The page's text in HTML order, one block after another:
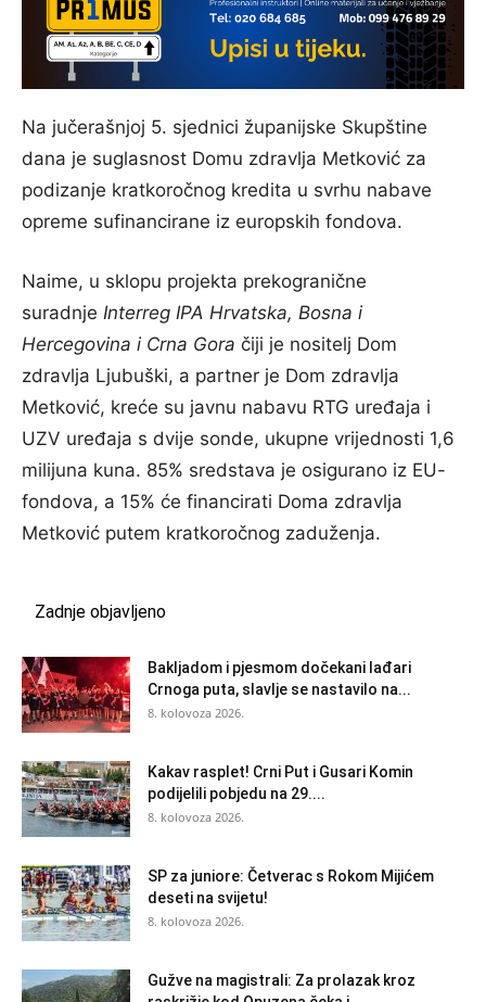
Na jučerašnjoj 5. sjednici županijske Skupštine
dana je suglasnost Domu zdravlja Metković za
podizanje kratkoročnog kredita u svrhu nabave
opreme sufinancirane iz europskih fondova.
Naime, u sklopu projekta prekogranične
suradnje Interreg IPA Hrvatska, Bosna i
Hercegovina i Crna Gora čiji je nositelj Dom
zdravlja Ljubuški, a partner je Dom zdravlja
Metković, kreće su javnu nabavu RTG uređaja i
UZV uređaja s dvije sonde, ukupne vrijednosti 1,6
milijuna kuna. 85% sredstava je osigurano iz EU-
fondova, a 15% će financirati Doma zdravlja
Metković putem kratkoročnog zaduženja.
Zadnje objavljeno
Bakljadom i pjesmom dočekani lađari
Crnoga puta, slavlje se nastavilo na...
8. kolovoza 2026.
Kakav rasplet! Crni Put i Gusari Komin
podijelili pobjedu na 29....
8. kolovoza 2026.
SP za juniore: Četverac s Rokom Mijićem
deseti na svijetu!
8. kolovoza 2026.
Gužve na magistrali: Za prolazak kroz